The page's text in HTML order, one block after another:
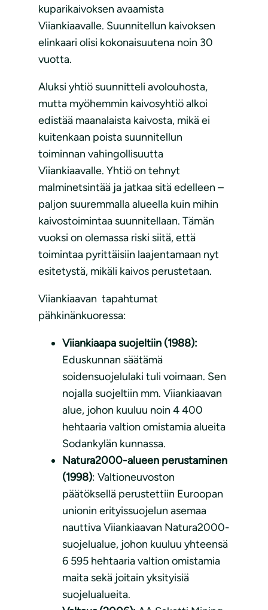
kuparikaivoksen avaamista
Viiankiaavalle. Suunnitellun kaivoksen
elinkaari olisi kokonaisuutena noin 30
vuotta.
Aluksi yhtiö suunnitteli avolouhosta,
mutta myöhemmin kaivosyhtiö alkoi
edistää maanalaista kaivosta, mikä ei
kuitenkaan poista suunnitellun
toiminnan vahingollisuutta
Viiankiaavalle. Yhtiö on tehnyt
malminetsintää ja jatkaa sitä edelleen –
paljon suuremmalla alueella kuin mihin
kaivostoimintaa suunnitellaan. Tämän
vuoksi on olemassa riski siitä, että
toimintaa pyrittäisiin laajentamaan nyt
esitetystä, mikäli kaivos perustetaan.
Viiankiaavan tapahtumat
pähkinänkuoressa:
Viiankiaapa suojeltiin (1988):
Eduskunnan säätämä
soidensuojelulaki tuli voimaan. Sen
nojalla suojeltiin mm. Viiankiaavan
alue, johon kuuluu noin 4 400
hehtaaria valtion omistamia alueita
Sodankylän kunnassa.
Natura2000-alueen perustaminen
(1998): Valtioneuvoston
päätöksellä perustettiin Euroopan
unionin erityissuojelun asemaa
nauttiva Viiankiaavan Natura2000-
suojelualue, johon kuuluu yhteensä
6 595 hehtaaria valtion omistamia
maita sekä joitain yksityisiä
suojelualueita.